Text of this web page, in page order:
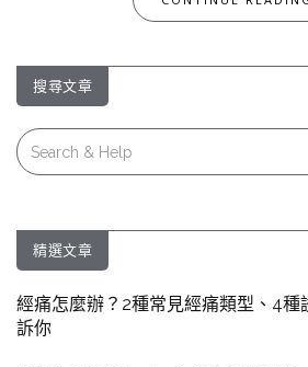
搜尋文章
Search
for:
精選文章
經痛怎麼辦？2種常見經痛類型、4種
訴你